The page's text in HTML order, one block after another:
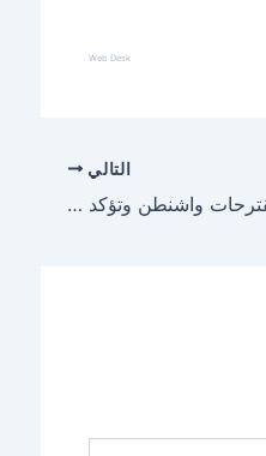
Web Desk
التالي
إيران ترفض مقترحات واشنطن وتؤكد أن قرار وقف الحرب مرهون بتحقيق شروطها